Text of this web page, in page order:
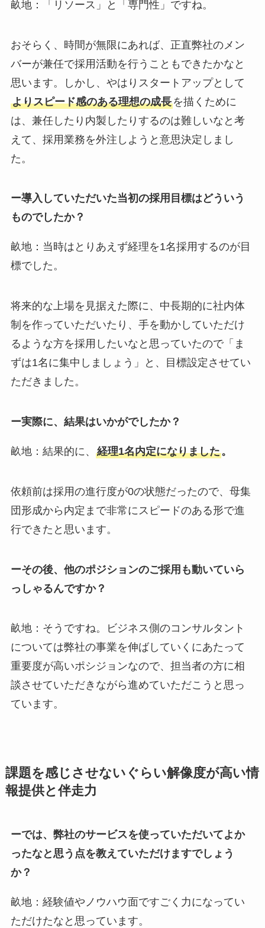
畝地：「リソース」と「専門性」ですね。
おそらく、時間が無限にあれば、正直弊社のメン
バーが兼任で採用活動を行うこともできたかなと
思います。しかし、やはりスタートアップとして
よりスピード感のある理想の成長を描くために
は、兼任したり内製したりするのは難しいなと考
えて、採用業務を外注しようと意思決定しまし
た。
ー導入していただいた当初の採用目標はどういう
ものでしたか？
畝地：当時はとりあえず経理を1名採用するのが目
標でした。
将来的な上場を見据えた際に、中長期的に社内体
制を作っていただいたり、手を動かしていただけ
るような方を採用したいなと思っていたので「ま
ずは1名に集中しましょう」と、目標設定させてい
ただきました。
ー実際に、結果はいかがでしたか？
畝地：結果的に、 経理1名内定になりました。
依頼前は採用の進行度が0の状態だったので、母集
団形成から内定まで非常にスピードのある形で進
行できたと思います。
ーその後、他のポジションのご採用も動いていら
っしゃるんですか？
畝地：そうですね。ビジネス側のコンサルタント
については弊社の事業を伸ばしていくにあたって
重要度が高いポシジョンなので、担当者の方に相
談させていただきながら進めていただこうと思っ
ています。
課題を感じさせないぐらい解像度が高い情
報提供と伴走力
ーでは、弊社のサービスを使っていただいてよか
ったなと思う点を教えていただけますでしょう
か？
畝地：経験値やノウハウ面ですごく力になってい
ただけたなと思っています。